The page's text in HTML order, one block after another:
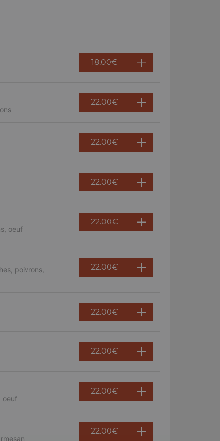
18.00€
22.00€
22.00€
22.00€
oeuf
22.00€
poivrons,
22.00€
22.00€
22.00€
oeuf
22.00€
22.00€